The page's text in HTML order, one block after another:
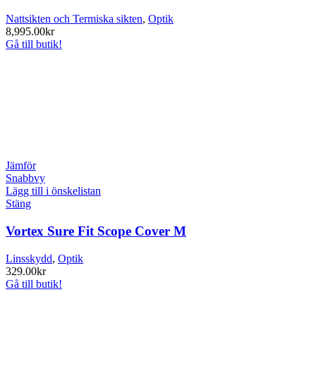
Nattsikten och Termiska sikten, Optik
8,995.00kr
Gå till butik!
Jämför
Snabbvy
Lägg till i önskelistan
Stäng
Vortex Sure Fit Scope Cover M
Linsskydd, Optik
329.00kr
Gå till butik!